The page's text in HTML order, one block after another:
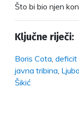
Što bi bio njen
Ključne riječi:
Boris Cota deficit
javna tribina
Šikić